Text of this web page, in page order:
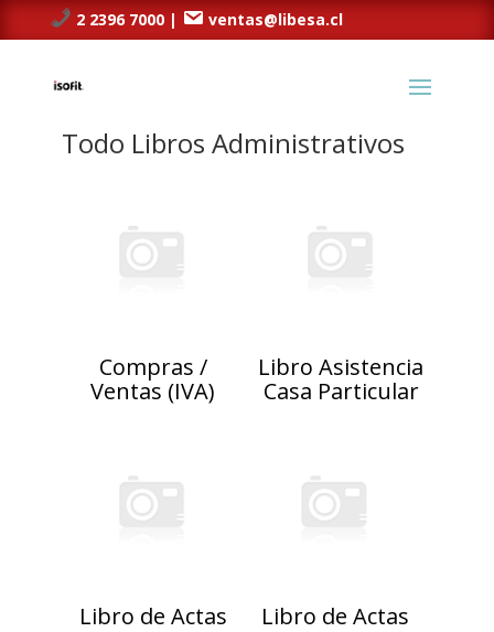
2 2396 7000 | ventas@libesa.cl
Todo Libros Administrativos
Compras /
Ventas (IVA)
Libro Asistencia
Casa Particular
Libro de Actas
Libro de Actas